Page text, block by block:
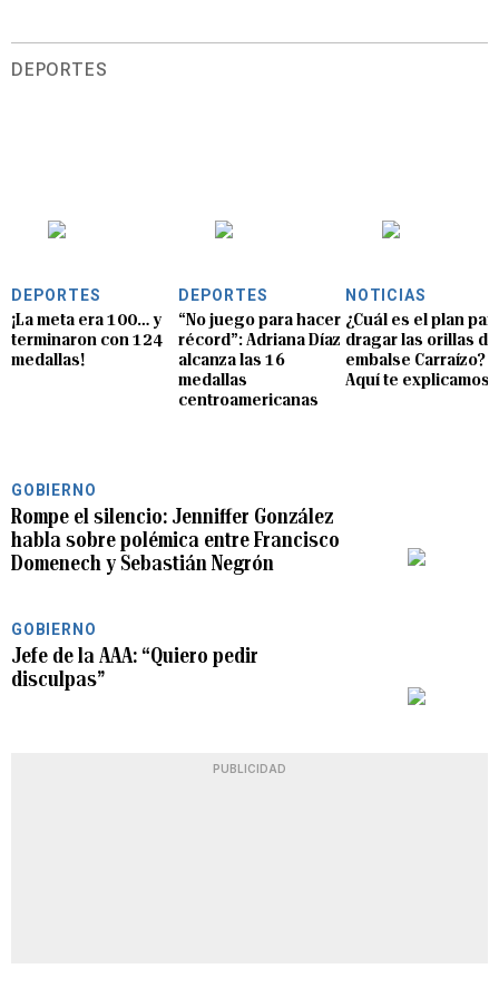
DEPORTES
DEPORTES
¡La meta era 100… y
terminaron con 124
medallas!
DEPORTES
“No juego para hacer
récord”: Adriana Díaz
alcanza las 16
medallas
centroamericanas
NOTICIAS
¿Cuál es el plan
dragar las orillas
embalse Carraízo?
Aquí te explicamos
GOBIERNO
Rompe el silencio: Jenniffer González
habla sobre polémica entre Francisco
Domenech y Sebastián Negrón
GOBIERNO
Jefe de la AAA: “Quiero pedir
disculpas”
PUBLICIDAD